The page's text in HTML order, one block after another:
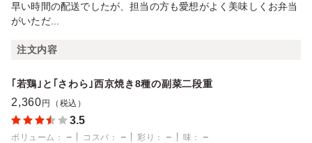
早い時間の配送でしたが、担当の方も愛想がよく美味しくお弁当
がいただ...
注文内容
｢若鶏｣と｢さわら｣西京焼き8種の副菜二段重
2,360 円（税込）
3.5
ボリューム ： － コスパ ： － 彩り ： － 味 ：
－